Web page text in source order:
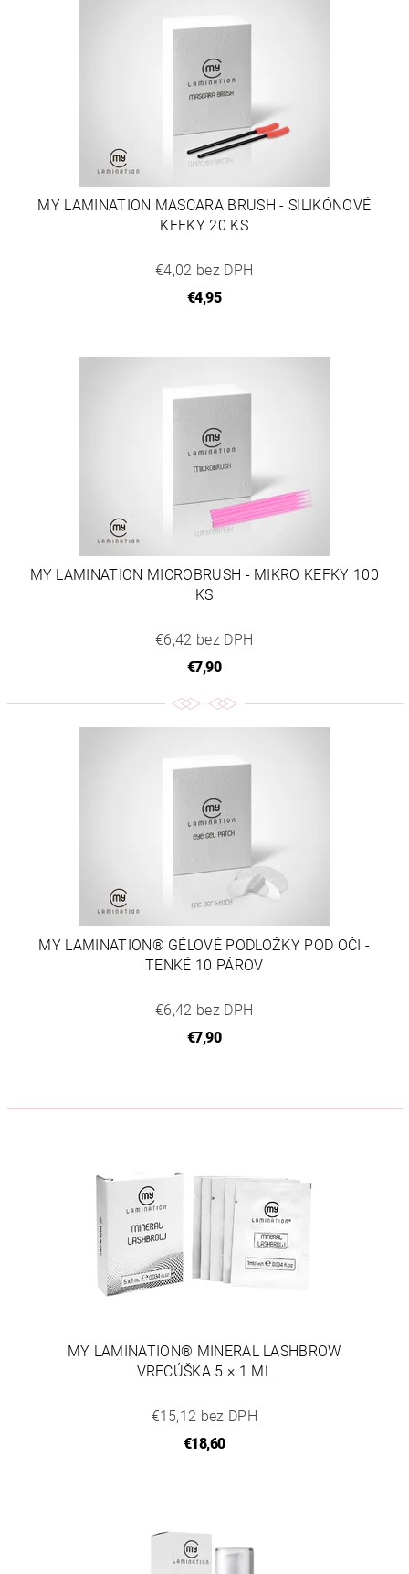
MY LAMINATION MASCARA BRUSH - SILIKÓNOVÉ
KEFKY 20 KS
€4,02 bez DPH
€4,95
MY LAMINATION MICROBRUSH - MIKRO KEFKY 100
KS
€6,42 bez DPH
€7,90
MY LAMINATION® GÉLOVÉ PODLOŽKY POD OČI -
TENKÉ 10 PÁROV
€6,42 bez DPH
€7,90
MY LAMINATION® MINERAL LASHBROW
VRECÚŠKA 5 × 1 ML
€15,12 bez DPH
€18,60